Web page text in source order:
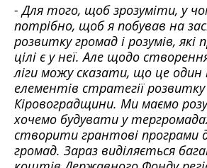
- Для того, щоб зрозуміти, у
потрібно, щоб я побував на
розвитку громад і розумів,
цілі є у неї. Але щодо
ліги можу сказати, що це один
елементів стратегії розвитку
Кіровоградщини. Ми маємо
хочемо будувати у
створити грантові програми
громад. Зараз виділяється